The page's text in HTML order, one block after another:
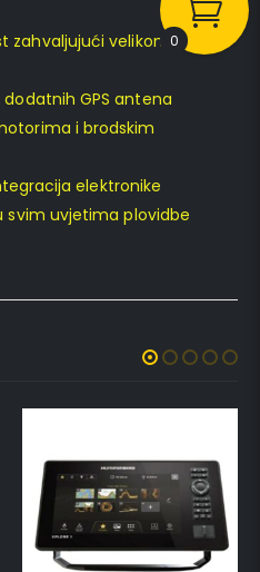
velikom 16″
GPS antena
i brodskim
elektronike
svim uvjetima plovidbe
0